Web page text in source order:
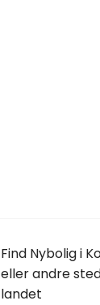
Find Nybolig i
eller andre
landet